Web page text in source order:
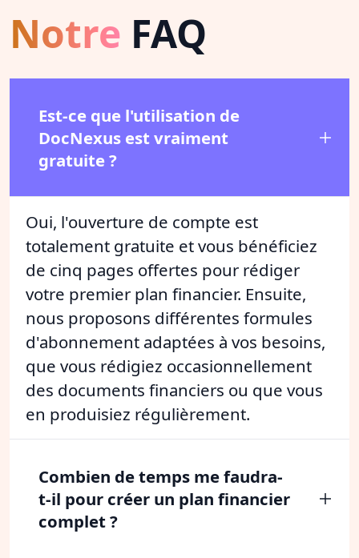
Notre FAQ
Est-ce que l'utilisation de
DocNexus est vraiment
gratuite ?
Oui, l'ouverture de compte est
totalement gratuite et vous bénéficiez
de cinq pages offertes pour rédiger
votre premier plan financier. Ensuite,
nous proposons différentes formules
d'abonnement adaptées à vos besoins,
que vous rédigiez occasionnellement
des documents financiers ou que vous
en produisiez régulièrement.
Combien de temps me faudra-
t-il pour créer un plan financier
complet ?